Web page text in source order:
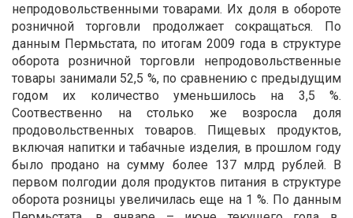
непродовольственными товарами. Их доля в обороте
розничной торговли продолжает сокращаться. По
данным Пермьстата, по итогам 2009 года в структуре
оборота розничной торговли непродовольственные
товары занимали 52,5 %, по сравнению с предыдущим
годом их количество уменьшилось на 3,5 %.
Соотвественно на столько же возросла доля
продовольственных товаров. Пищевых продуктов,
включая напитки и табачные изделия, в прошлом году
было продано на сумму более 137 млрд рублей. В
первом полгодии доля продуктов питания в структуре
оборота розницы увеличилась еще на 1 %. По данным